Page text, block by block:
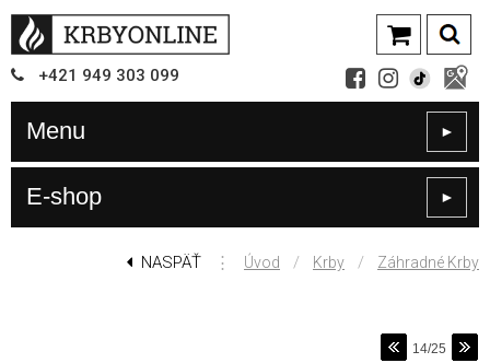
+421 949 303 099
Menu ►
E-shop ►
NASPÄŤ ⋮ Úvod / Krby / Záhradné Krby
14/25